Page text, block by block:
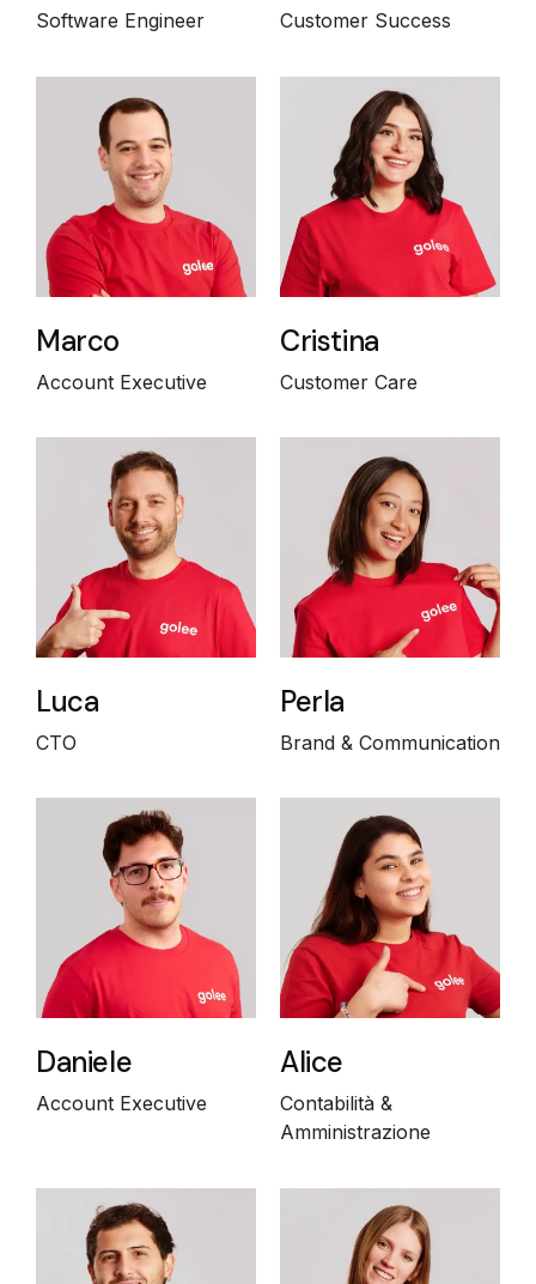
Software Engineer Customer Success
Marco
Account Executive
Cristina
Customer Care
Luca
CTO
Perla
Brand & Communication
Daniele
Account Executive
Alice
Contabilità &
Amministrazione